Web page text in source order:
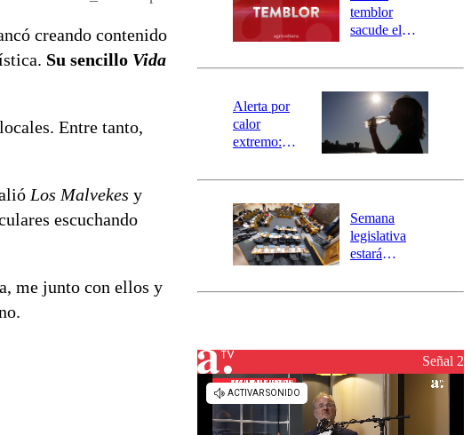
creando contenido
Su sencillo Vida
Entre tanto,
Los Malvekes y
escuchando
me junto con ellos y
activa
mensajería
SAE
temblor
sacude el
revisa la
epicentro
Alerta por
calor
extremo:
activa Alerta
Preventiva en
tres comunas
Semana
legislativa
estará
el fin de la
reconstrucciónSeñal 2